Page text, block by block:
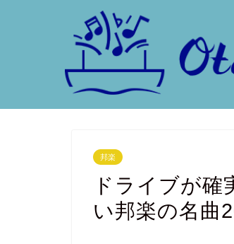
邦楽
ドライブが
い邦楽の名曲